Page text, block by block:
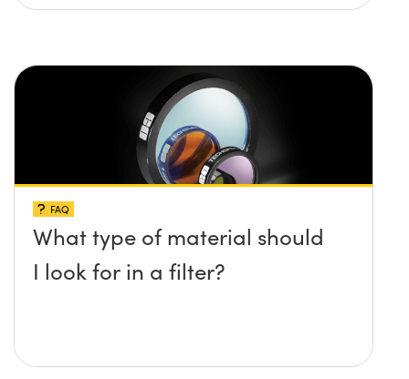
FAQ
What type of material should
I look for in a filter?